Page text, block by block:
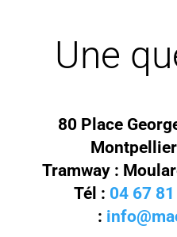
Une
80 Place
Tramway :
Tél : 04 67
: